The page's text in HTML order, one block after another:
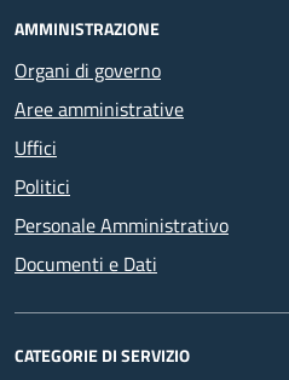
AMMINISTRAZIONE
Organi di governo
Aree amministrative
Uffici
Politici
Personale Amministrativo
Documenti e Dati
CATEGORIE DI SERVIZIO